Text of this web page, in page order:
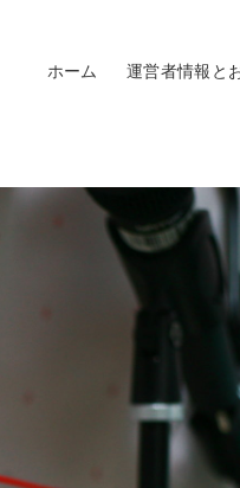
ホーム 運営者情報と